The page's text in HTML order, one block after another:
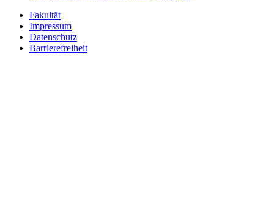
Fakultät
Impressum
Datenschutz
Barrierefreiheit